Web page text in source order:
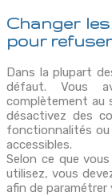
Changer
pour
Dans la plupart
défaut. Vous
complètement au
désactivez des
fonctionnalités ou
accessibles.
Selon ce que
utilisez, vous
afin de paramétrer